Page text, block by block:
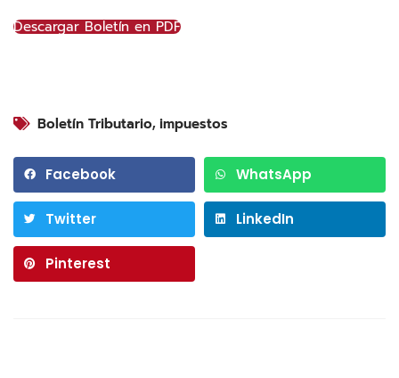
Descargar Boletín en PDF
Boletín Tributario,impuestos
Facebook WhatsApp
Twitter LinkedIn
Pinterest